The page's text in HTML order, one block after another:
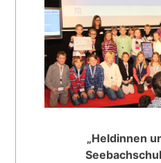
„Heldinnen